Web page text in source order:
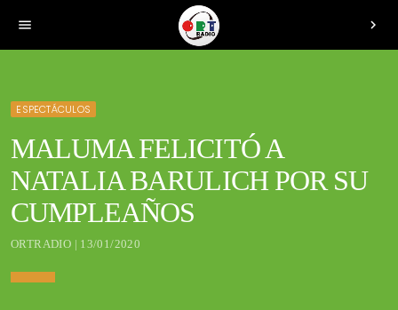
menu chevron_right
ESPECTÁCULOS
MALUMA FELICITÓ A
NATALIA BARULICH POR SU
CUMPLEAÑOS
ORTRADIO | 13/01/2020